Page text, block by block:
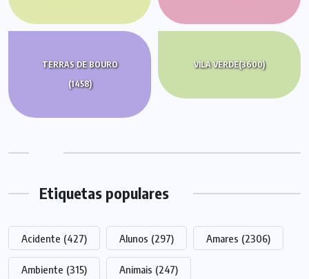
TERRAS DE BOURO
(1458)
VILA VERDE(3600)
Etiquetas populares
Acidente (427) Alunos (297) Amares (2306)
Ambiente (315) Animais (247)